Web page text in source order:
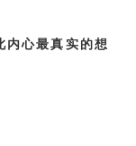
内心最真实的想